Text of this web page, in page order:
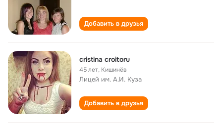
Добавить в друзья
cristina croitoru
45 лет, Кишинёв
Лицей им. А.И. Куза
Добавить в друзья